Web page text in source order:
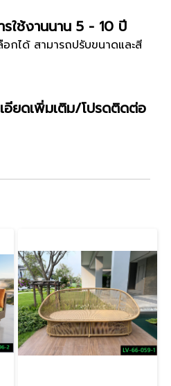
ใช้งานนาน 5 - 10 ปี
อกได้ สามารถปรับขนาดและสี
อียดเพิ่มเติม/โปรดติดต่อ